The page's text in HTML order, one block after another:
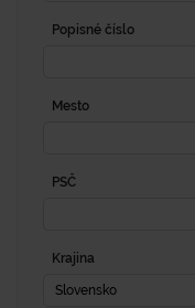
Popisné číslo
Mesto
PSČ
Krajina
Slovensko